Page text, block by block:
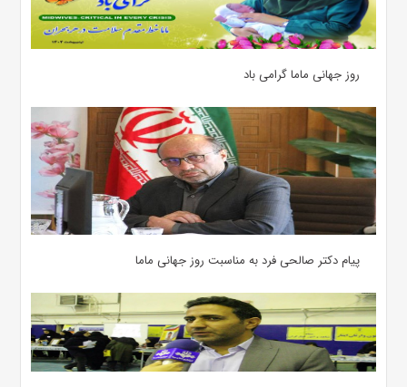
روز جهانی ماما گرامی باد
پیام دکتر صالحی فرد به مناسبت روز جهانی ماما